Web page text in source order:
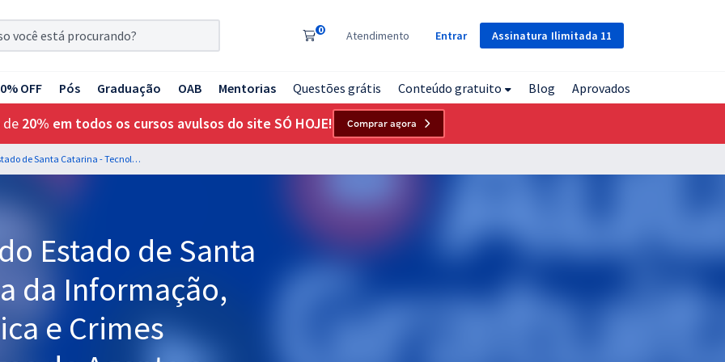
Assinatura Ilimitada 11
0 Atendimento Entrar
OFF Pós Graduação OAB Mentorias Questões grátis Conteúdo gratuito Blog Aprovados
de 20% em todos os cursos avulsos do site SÓ HOJE! Comprar agora
PC SC - Polícia Civil do Estado de Santa Catarina - Tecnologia da Informação, Segurança Cibernética e Crimes Digitais para os Cargos de Agente e Escrivão de Polícia - Professores: Equipe Gran
Estado de Santa
da Informação,
e Crimes